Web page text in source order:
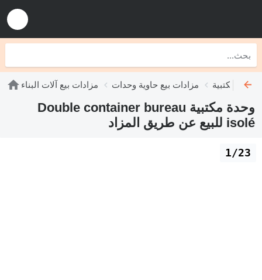
مزادات بيع آلات البناء مزادات بيع حاوية وحدات مكتبية
وحدة مكتبية Double container bureau
isolé للبيع عن طريق المزاد
1/23